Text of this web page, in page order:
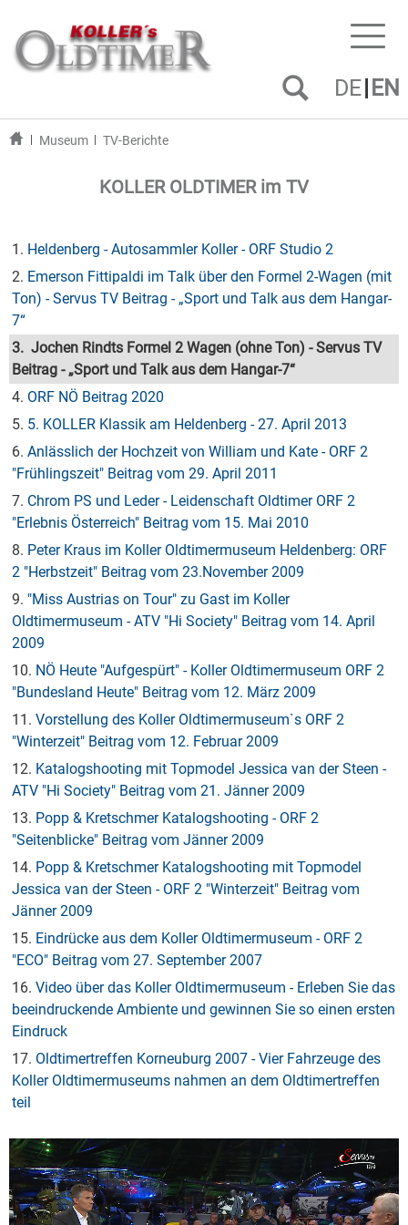
DE EN
Museum TV-Berichte
KOLLER OLDTIMER im TV
1. Heldenberg - Autosammler Koller - ORF Studio 2
2. Emerson Fittipaldi im Talk über den Formel 2-Wagen (mit
Ton) - Servus TV Beitrag - „Sport und Talk aus dem Hangar-
7“
3. Jochen Rindts Formel 2 Wagen (ohne Ton) - Servus TV
Beitrag - „Sport und Talk aus dem Hangar-7“
4. ORF NÖ Beitrag 2020
5. 5. KOLLER Klassik am Heldenberg - 27. April 2013
6. Anlässlich der Hochzeit von William und Kate - ORF 2
"Frühlingszeit" Beitrag vom 29. April 2011
7. Chrom PS und Leder - Leidenschaft Oldtimer ORF 2
"Erlebnis Österreich" Beitrag vom 15. Mai 2010
8. Peter Kraus im Koller Oldtimermuseum Heldenberg: ORF
2 "Herbstzeit" Beitrag vom 23.November 2009
9. "Miss Austrias on Tour" zu Gast im Koller
Oldtimermuseum - ATV "Hi Society" Beitrag vom 14. April
2009
10. NÖ Heute "Aufgespürt" - Koller Oldtimermuseum ORF 2
"Bundesland Heute" Beitrag vom 12. März 2009
11. Vorstellung des Koller Oldtimermuseum`s ORF 2
"Winterzeit" Beitrag vom 12. Februar 2009
12. Katalogshooting mit Topmodel Jessica van der Steen -
ATV "Hi Society" Beitrag vom 21. Jänner 2009
13. Popp & Kretschmer Katalogshooting - ORF 2
"Seitenblicke" Beitrag vom Jänner 2009
14. Popp & Kretschmer Katalogshooting mit Topmodel
Jessica van der Steen - ORF 2 "Winterzeit" Beitrag vom
Jänner 2009
15. Eindrücke aus dem Koller Oldtimermuseum - ORF 2
"ECO" Beitrag vom 27. September 2007
16. Video über das Koller Oldtimermuseum - Erleben Sie das
beeindruckende Ambiente und gewinnen Sie so einen ersten
Eindruck
17. Oldtimertreffen Korneuburg 2007 - Vier Fahrzeuge des
Koller Oldtimermuseums nahmen an dem Oldtimertreffen
teil